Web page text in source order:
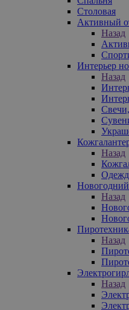
Столовая
Активный
Назад
Интерьер
Назад
Назад
Назад
Назад
Назад